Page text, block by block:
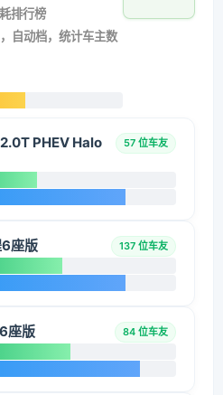
排行榜
自动档，统计车主数
PHEV Halo
57 位车友
座版 137 位车友
座版 84 位车友